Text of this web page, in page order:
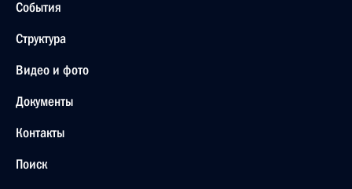
События
Структура
Видео и фото
Документы
Контакты
Поиск